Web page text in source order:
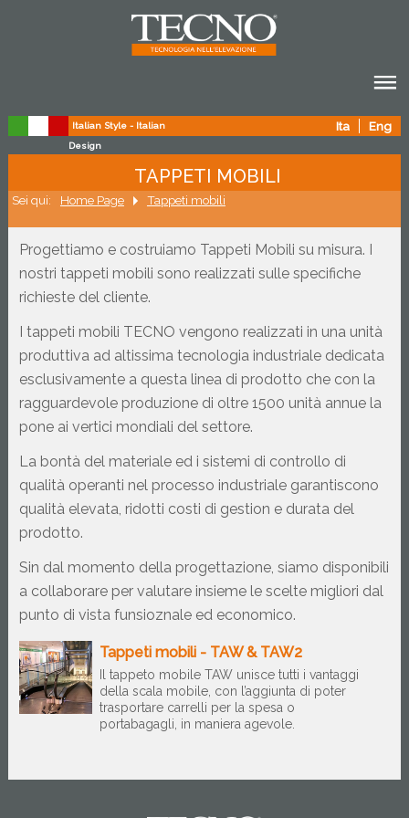
Ita Eng
Italian Style - Italian
Design
TAPPETI MOBILI
Sei qui: Home Page Tappeti mobili
Progettiamo e costruiamo Tappeti Mobili su misura. I
nostri tappeti mobili sono realizzati sulle specifiche
richieste del cliente.
I tappeti mobili TECNO vengono realizzati in una unità
produttiva ad altissima tecnologia industriale dedicata
esclusivamente a questa linea di prodotto che con la
ragguardevole produzione di oltre 1500 unità annue la
pone ai vertici mondiali del settore.
La bontà del materiale ed i sistemi di controllo di
qualità operanti nel processo industriale garantiscono
qualità elevata, ridotti costi di gestion e durata del
prodotto.
Sin dal momento della progettazione, siamo disponibili
a collaborare per valutare insieme le scelte migliori dal
punto di vista funsioznale ed economico.
Tappeti mobili - TAW & TAW2
Il tappeto mobile TAW unisce tutti i vantaggi
della scala mobile, con l’aggiunta di poter
trasportare carrelli per la spesa o
portabagagli, in maniera agevole.